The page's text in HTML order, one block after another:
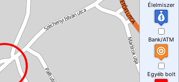
Élelmiszer
Bank/ATM
Egyéb bolt